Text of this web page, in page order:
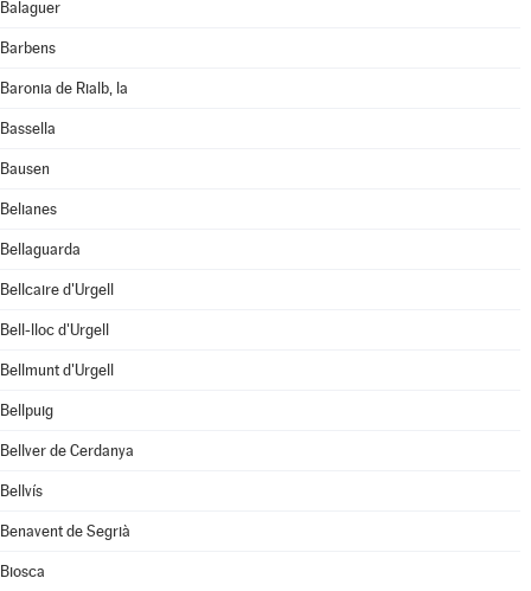
Balaguer
Barbens
Baronia de Rialb, la
Bassella
Bausen
Belianes
Bellaguarda
Bellcaire d'Urgell
Bell-lloc d'Urgell
Bellmunt d'Urgell
Bellpuig
Bellver de Cerdanya
Bellvís
Benavent de Segrià
Biosca